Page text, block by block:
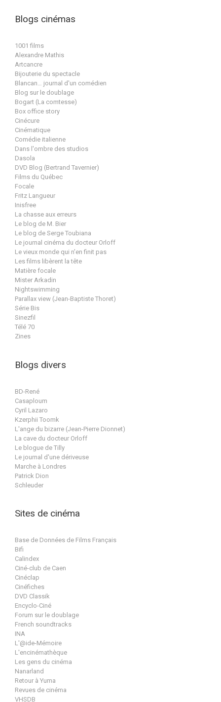
Blogs cinémas
1001 films
Alexandre Mathis
Artcancre
Bijouterie du spectacle
Blancan… journal d'un comédien
Blog sur le doublage
Bogart (La comtesse)
Box office story
Cinécure
Cinématique
Comédie italienne
Dans l'ombre des studios
Dasola
DVD Blog (Bertrand Tavernier)
Films du Québec
Focale
Fritz Langueur
Inisfree
La chasse aux erreurs
Le blog de M. Bier
Le blog de Serge Toubiana
Le journal cinéma du docteur Orloff
Le vieux monde qui n'en finit pas
Les films libèrent la tête
Matière focale
Mister Arkadin
Nightswimming
Parallax view (Jean-Baptiste Thoret)
Série Bis
Sinezfil
Télé 70
Zines
Blogs divers
BD-René
Casaploum
Cyril Lazaro
Kzerphii Toomk
L'ange du bizarre (Jean-Pierre Dionnet)
La cave du docteur Orloff
Le blogue de Tilly
Le journal d'une dériveuse
Marche à Londres
Patrick Dion
Schleuder
Sites de cinéma
Base de Données de Films Français
Bifi
Calindex
Ciné-club de Caen
Cinéclap
Cinéfiches
DVD Classik
Encyclo-Ciné
Forum sur le doublage
French soundtracks
INA
L'@ide-Mémoire
L'encinémathèque
Les gens du cinéma
Nanarland
Retour à Yuma
Revues de cinéma
VHSDB